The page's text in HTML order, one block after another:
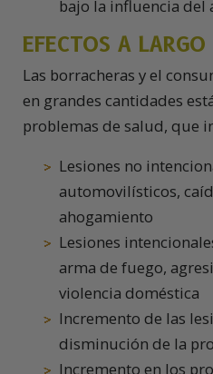
bajo la influencia del
EFECTOS A LARGO
Las borracheras y el
en grandes cantidades
problemas de salud, que
Lesiones no
automovilísticos,
ahogamiento
Lesiones
arma de fuego,
violencia doméstica
Incremento de las
disminución de la
Incremento en los